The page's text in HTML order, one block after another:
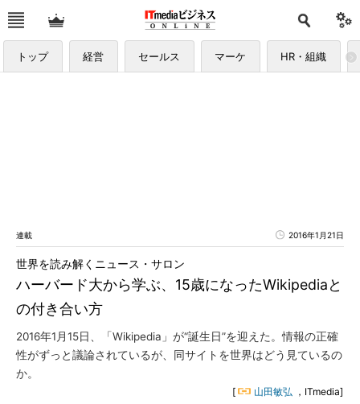
トップ 経営 セールス マーケ HR・組織
連載 2016年1月21日
ハーバード大から学ぶ、15歳になったWikipediaと
の付き合い方
世界を読み解くニュース・サロン
2016年1月15日、「Wikipedia」が“誕生日”を迎えた。情報の正確
性がずっと議論されているが、同サイトを世界はどう見ているの
か。
[ 山田敏弘 ，ITmedia]